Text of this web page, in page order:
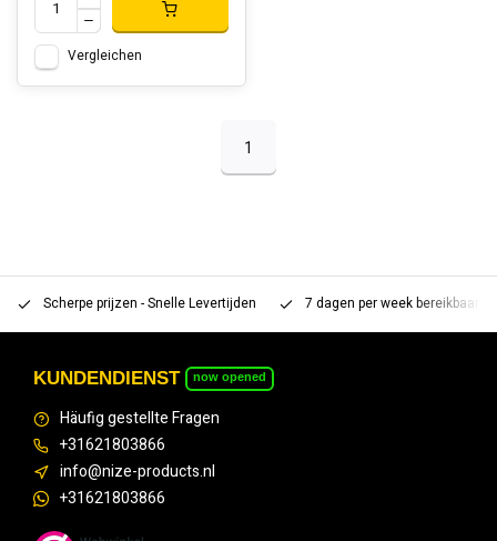
Vergleichen
1
Scherpe prijzen - Snelle Levertijden 7 dagen per week bereikbaar
KUNDENDIENST now opened
Häufig gestellte Fragen
+31621803866
info@nize-products.nl
+31621803866